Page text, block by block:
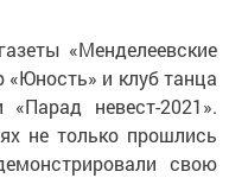
«Менделеевские
«Юность» и клуб танца
невест-2021».
не только прошлись
свою